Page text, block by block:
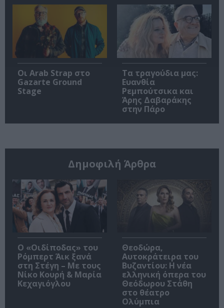
Οι Arab Strap στο
Gazarte Ground
Stage
Τα τραγούδια μας:
Ευανθία
Ρεμπούτσικα και
Άρης Δαβαράκης
στην Πάρο
Δημοφιλή Άρθρα
O «Οιδίποδας» του
Ρόμπερτ Άικ ξανά
στη Στέγη – Με τους
Νίκο Κουρή & Μαρία
Κεχαγιόγλου
Θεοδώρα,
Αυτοκράτειρα του
Βυζαντίου: Η νέα
ελληνική όπερα του
Θεόδωρου Στάθη
στο θέατρο
Ολύμπια